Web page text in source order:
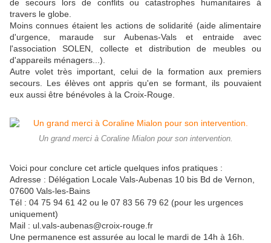
de secours lors de conflits ou catastrophes humanitaires à
travers le globe.
Moins connues étaient les actions de solidarité (aide alimentaire
d'urgence, maraude sur Aubenas-Vals et entraide avec
l'association SOLEN, collecte et distribution de meubles ou
d'appareils ménagers...).
Autre volet très important, celui de la formation aux premiers
secours. Les élèves ont appris qu'en se formant, ils pouvaient
eux aussi être bénévoles à la Croix-Rouge.
Un grand merci à Coraline Mialon pour son intervention.
Voici pour conclure cet article quelques infos pratiques :
Adresse : Délégation Locale Vals-Aubenas 10 bis Bd de Vernon,
07600 Vals-les-Bains
Tél : 04 75 94 61 42 ou le 07 83 56 79 62 (pour les urgences
uniquement)
Mail : ul.vals-aubenas@croix-rouge.fr
Une permanence est assurée au local le mardi de 14h à 16h.